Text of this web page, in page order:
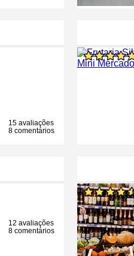
15 avaliações
8 comentários
12 avaliações
8 comentários